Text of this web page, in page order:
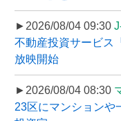
►2026/08/04 09:30
不動産投資サービス
放映開始
►2026/08/04 08:30
23区にマンションや